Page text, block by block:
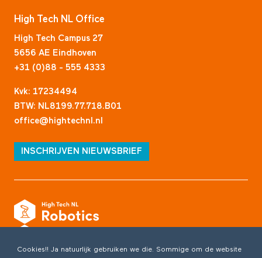
High Tech NL Office
High Tech Campus 27
5656 AE Eindhoven
+31 (0)88 - 555 4333
Kvk: 17234494
BTW: NL8199.77.718.B01
office@hightechnl.nl
INSCHRIJVEN NIEUWSBRIEF
Cookies!! Ja natuurlijk gebruiken we die. Sommige om de website